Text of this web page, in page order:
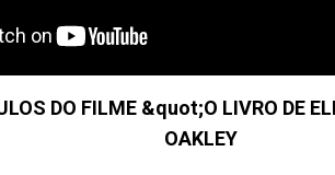
DO FILME &quot;O LIVRO DE
OAKLEY